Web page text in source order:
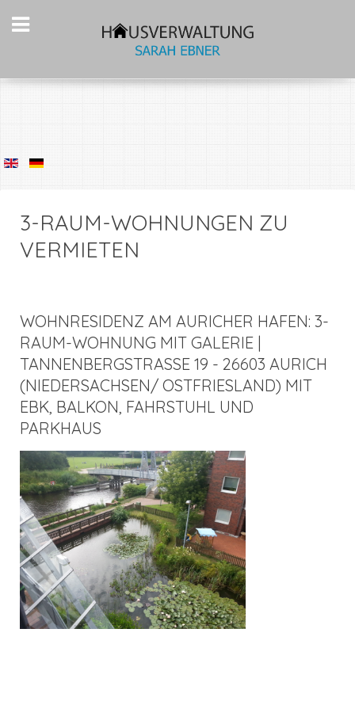
3-RAUM-WOHNUNGEN ZU
VERMIETEN
WOHNRESIDENZ AM AURICHER HAFEN: 3-
RAUM-WOHNUNG MIT GALERIE |
TANNENBERGSTRASSE 19 - 26603 AURICH (
NIEDERSACHSEN/ OSTFRIESLAND) MIT E
BK, BALKON, FAHRSTUHL UND P
ARKHAUS